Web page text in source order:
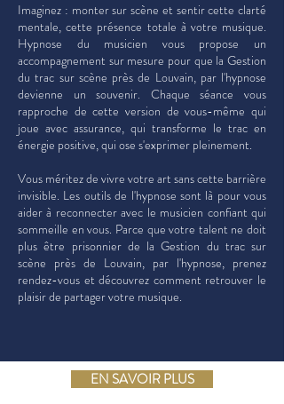
Imaginez : monter sur scène et sentir cette clarté
mentale, cette présence totale à votre musique.
Hypnose du musicien vous propose un
accompagnement sur mesure pour que la Gestion
du trac sur scène près de Louvain, par l'hypnose
devienne un souvenir. Chaque séance vous
rapproche de cette version de vous-même qui
joue avec assurance, qui transforme le trac en
énergie positive, qui ose s'exprimer pleinement.
Vous méritez de vivre votre art sans cette barrière
invisible. Les outils de l'hypnose sont là pour vous
aider à reconnecter avec le musicien confiant qui
sommeille en vous. Parce que votre talent ne doit
plus être prisonnier de la Gestion du trac sur
scène près de Louvain, par l'hypnose, prenez
rendez-vous et découvrez comment retrouver le
plaisir de partager votre musique.
EN SAVOIR PLUS